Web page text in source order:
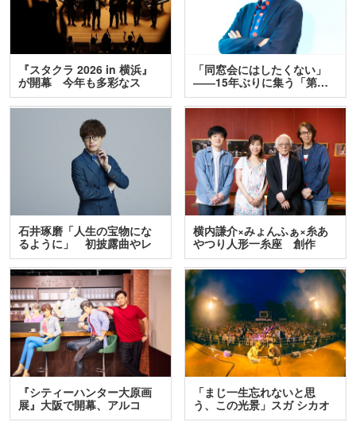
『スタクラ 2026 in 横浜』
が開幕 今年も多彩なス
テ…
「同窓会にはしたくない」
――15年ぶりに集う「第…
石井琢磨「人生の宝物にな
るように」 初披露曲やレ
ア…
横内謙介×みょんふぁ×糸あ
やつり人形一糸座 創作
人…
『シティーハンター大原画
展』大阪で開幕、アルコ
＆…
「まじ一生忘れないと思
う、この光景」スガ シカオ
と…